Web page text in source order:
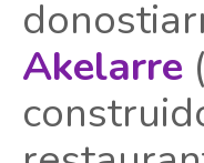
Akelarre